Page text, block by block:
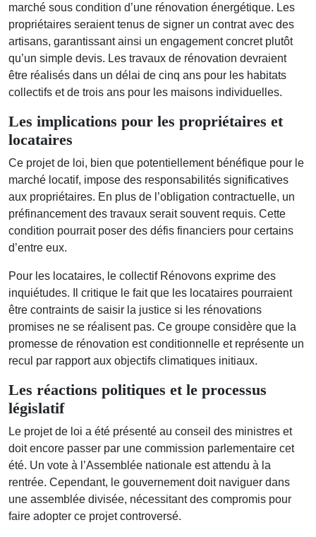
marché sous condition d’une rénovation énergétique. Les
propriétaires seraient tenus de signer un contrat avec des
artisans, garantissant ainsi un engagement concret plutôt
qu’un simple devis. Les travaux de rénovation devraient
être réalisés dans un délai de cinq ans pour les habitats
collectifs et de trois ans pour les maisons individuelles.
Les implications pour les propriétaires et
locataires
Ce projet de loi, bien que potentiellement bénéfique pour le
marché locatif, impose des responsabilités significatives
aux propriétaires. En plus de l’obligation contractuelle, un
préfinancement des travaux serait souvent requis. Cette
condition pourrait poser des défis financiers pour certains
d’entre eux.
Pour les locataires, le collectif Rénovons exprime des
inquiétudes. Il critique le fait que les locataires pourraient
être contraints de saisir la justice si les rénovations
promises ne se réalisent pas. Ce groupe considère que la
promesse de rénovation est conditionnelle et représente un
recul par rapport aux objectifs climatiques initiaux.
Les réactions politiques et le processus
législatif
Le projet de loi a été présenté au conseil des ministres et
doit encore passer par une commission parlementaire cet
été. Un vote à l’Assemblée nationale est attendu à la
rentrée. Cependant, le gouvernement doit naviguer dans
une assemblée divisée, nécessitant des compromis pour
faire adopter ce projet controversé.